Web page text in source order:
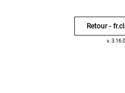
Retour -
v. 3.16.0